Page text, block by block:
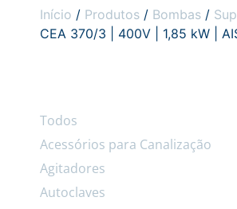
Início / Produtos / Bombas /
CEA 370/3 | 400V | 1,85 kW |
Todos
Acessórios para Canalização
Agitadores
Autoclaves